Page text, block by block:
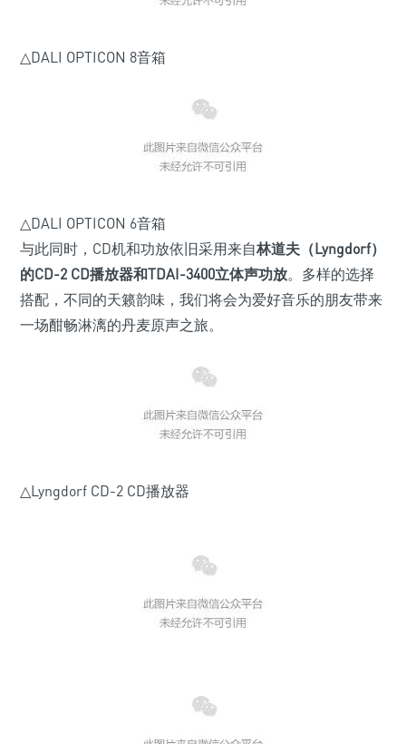
△DALI OPTICON 8音箱
△DALI OPTICON 6音箱
与此同时，CD机和功放依旧采用来自林道夫（Lyngdorf）
的CD-2 CD播放器和TDAI-3400立体声功放。多样的选择
搭配，不同的天籁韵味，我们将会为爱好音乐的朋友带来
一场酣畅淋漓的丹麦原声之旅。
△Lyngdorf CD-2 CD播放器